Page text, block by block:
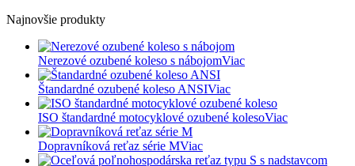
Najnovšie produkty
Nerezové ozubené koleso s nábojomViac
Štandardné ozubené koleso ANSIViac
ISO štandardné motocyklové ozubené kolesoViac
Dopravníková reťaz série MViac